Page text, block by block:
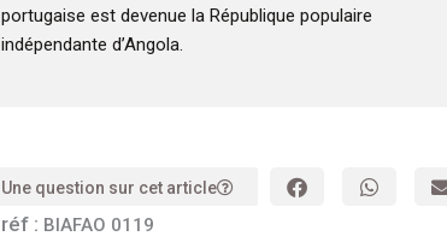
portugaise est devenue la République populaire
indépendante d’Angola.
Une question sur cet article
réf : BIAFAO 0119